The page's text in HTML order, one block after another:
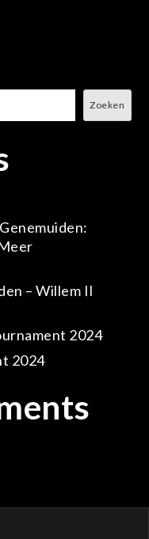
Zoeken
– Willem II
2024
2024